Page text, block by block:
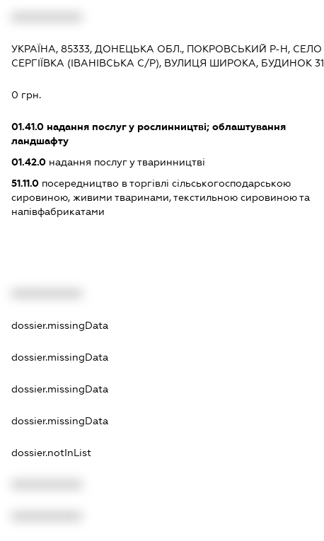
УКРАЇНА, 85333, ДОНЕЦЬКА ОБЛ., ПОКРОВСЬКИЙ Р-Н, СЕЛО
СЕРГІЇВКА (ІВАНІВСЬКА С/Р), ВУЛИЦЯ ШИРОКА, БУДИНОК 31
0 грн.
01.41.0надання послуг у рослинництві; облаштування
ландшафту
01.42.0надання послуг у тваринництві
51.11.0посередництво в торгівлі сільськогосподарською
сировиною, живими тваринами, текстильною сировиною та
напівфабрикатами
dossier.missingData
dossier.missingData
dossier.missingData
dossier.missingData
dossier.notInList